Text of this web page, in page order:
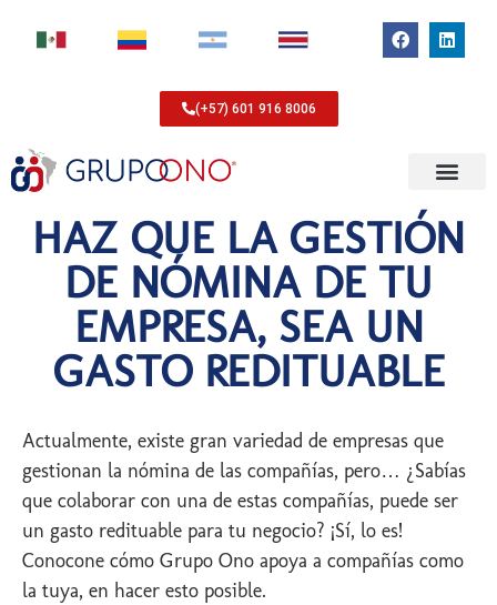
(+57) 601 916 8006
HAZ QUE LA GESTIÓN
DE NÓMINA DE TU
EMPRESA, SEA UN
GASTO REDITUABLE
Actualmente, existe gran variedad de empresas que
gestionan la nómina de las compañías, pero… ¿Sabías
que colaborar con una de estas compañías, puede ser
un gasto redituable para tu negocio? ¡Sí, lo es!
Conocone cómo Grupo Ono apoya a compañías como
la tuya, en hacer esto posible.